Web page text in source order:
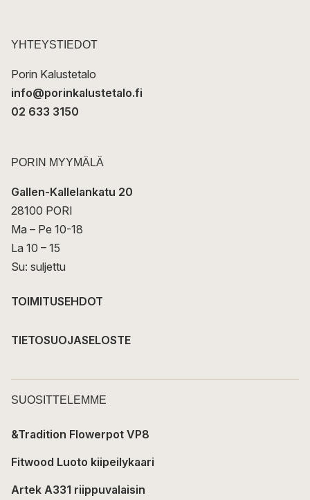
t
YHTEYSTIEDOT
Porin Kalustetalo
info@porinkalustetalo.fi
02 633 3150
PORIN MYYMÄLÄ
Gallen-Kallelankatu 20
28100 PORI
Ma – Pe 10-18
La 10 – 15
Su: suljettu
TOIMITUSEHDOT
TIETOSUOJASELOSTE
SUOSITTELEMME
&Tradition Flowerpot VP8
Fitwood Luoto kiipeilykaari
Artek A331 riippuvalaisin